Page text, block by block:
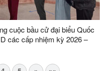
cuộc bầu cử đại biểu Quốc
các cấp nhiệm kỳ 2026 –